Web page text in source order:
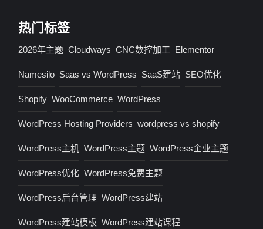
热门标签
2026年主题 Cloudways CNC数控加工 Elementor
Namesilo Saas vs WordPress SaaS建站 SEO优化
Shopify WooCommerce WordPress
WordPress Hosting Providers wordpress vs shopify
WordPress主机 WordPress主题 WordPress企业主题
WordPress优化 WordPress免费主题
WordPress后台管理 WordPress建站
WordPress建站模板 WordPress建站课程